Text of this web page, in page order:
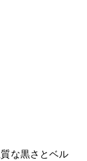
な黒さとベル